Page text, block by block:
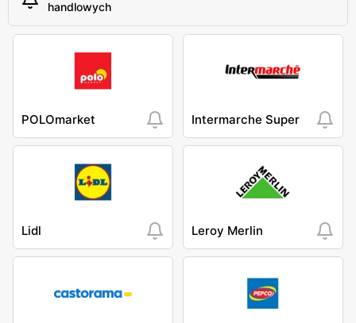
handlowych
POLOmarket Intermarche Super
Lidl Leroy Merlin